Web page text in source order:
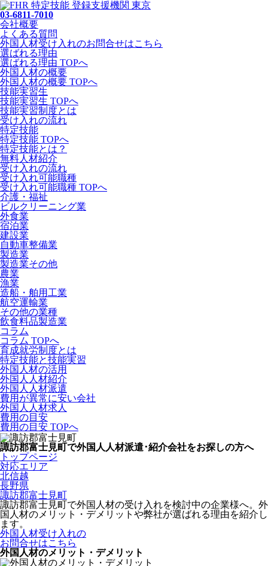
03-6811-7010
会社概要
よくある質問
外国人材受け入れのお問合せはこちら
選ばれる理由
選ばれる理由 TOPへ
外国人材の概要
外国人材の概要 TOPへ
技能実習生
技能実習生 TOPへ
技能実習制度とは
受け入れの流れ
特定技能
特定技能 TOPへ
特定技能とは？
無料人材紹介
受け入れの流れ
受け入れ可能職種
受け入れ可能職種 TOPへ
介護・福祉
ビルクリーニング業
外食業
宿泊業
建設業
自動車整備業
製造業
製造業その他
農業
漁業
造船・舶用工業
航空運輸業
その他の業種
飲食料品製造業
コラム
コラム TOPへ
育成就労制度とは
特定技能と技能実習
外国人材の活用
外国人人材紹介
外国人人材派遣
費用が異常に安い会社
外国人人材求人
費用の目安
費用の目安 TOPへ
諏訪郡富士見町で外国人人材派遣･紹介会社をお探しの方へ
トップページ
対応エリア
北信越
長野県
諏訪郡富士見町
諏訪郡富士見町で外国人材の受け入れを検討中の企業様へ。外
国人材のメリット・デメリットや弊社が選ばれる理由を紹介し
ます。
外国人材受け入れの
お問合せはこちら
外国人材のメリット・デメリット